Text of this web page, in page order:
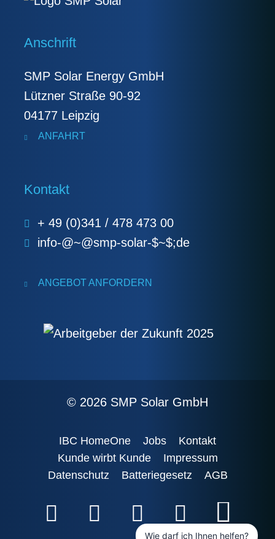
Anschrift
SMP Solar Energy GmbH
Lützner Straße 90-92
04177 Leipzig
ANFAHRT
Kontakt
+ 49 (0)341 / 478 473 00
info-@~@smp-solar-$~$;de
ANGEBOT ANFORDERN
© 2026 SMP Solar GmbH
IBC HomeOne Jobs
Kontakt
Kunde wirbt Kunde
Impressum
Datenschutz
Batteriegesetz AGB
Wie darf ich Ihnen helfen?